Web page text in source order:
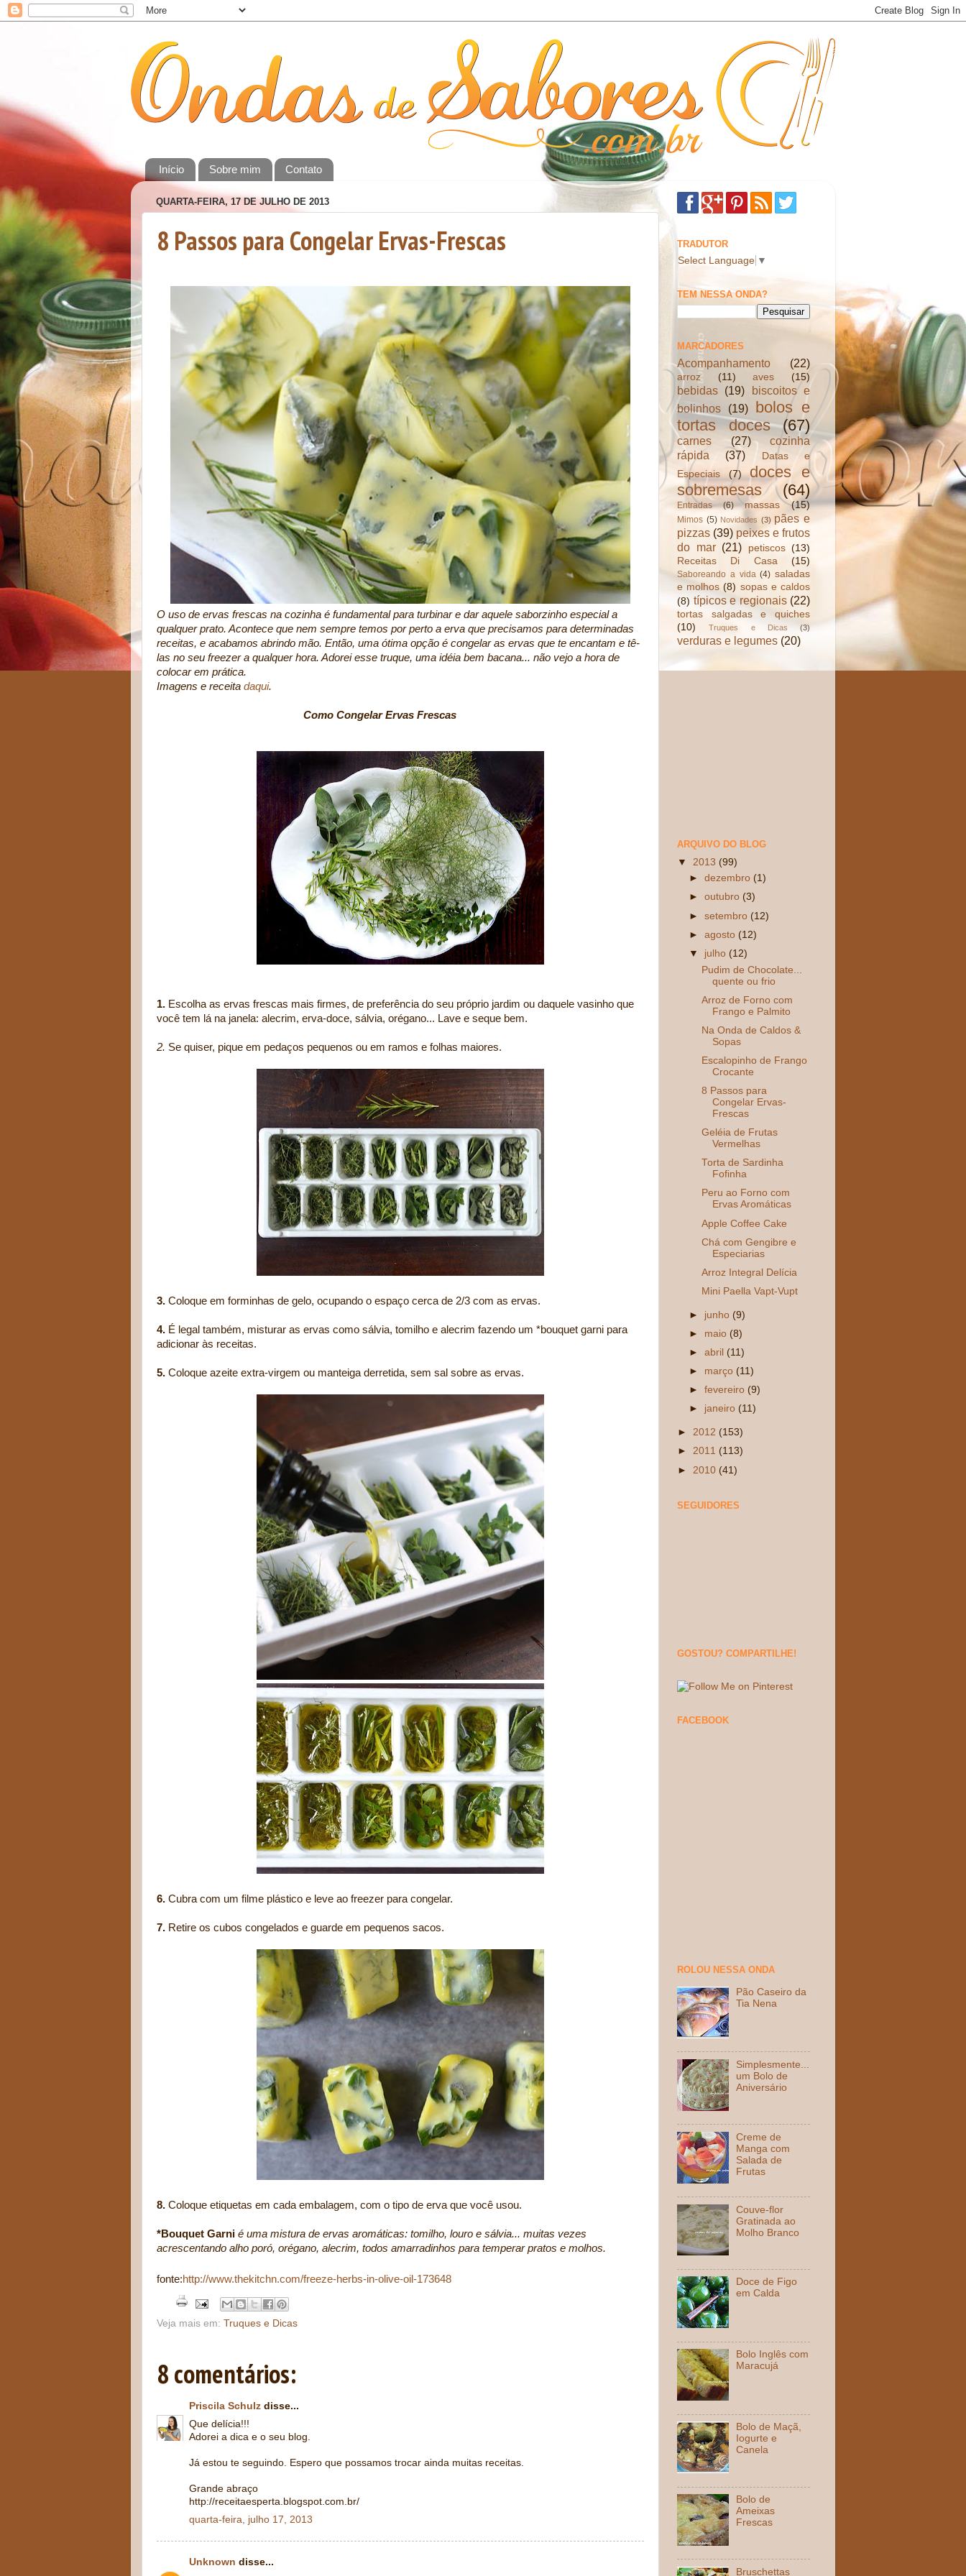
Início Sobre mim Contato
QUARTA-FEIRA, 17 DE JULHO DE 2013
8 Passos para Congelar Ervas-Frescas
O uso de ervas frescas na cozinha é fundamental para turbinar e dar aquele saborzinho especial a
qualquer prato. Acontece que nem sempre temos por perto a erva que precisamos para determinadas
receitas, e acabamos abrindo mão. Então, uma ótima opção é congelar as ervas que te encantam e tê-
las no seu freezer a qualquer hora. Adorei esse truque, uma idéia bem bacana... não vejo a hora de
colocar em prática.
Imagens e receita daqui.
Como Congelar Ervas Frescas
1. Escolha as ervas frescas mais firmes, de preferência do seu próprio jardim ou daquele vasinho que
você tem lá na janela: alecrim, erva-doce, sálvia, orégano... Lave e seque bem.
2. Se quiser, pique em pedaços pequenos ou em ramos e folhas maiores.
3. Coloque em forminhas de gelo, ocupando o espaço cerca de 2/3 com as ervas.
4. É legal também, misturar as ervas como sálvia, tomilho e alecrim fazendo um *bouquet garni para
adicionar às receitas.
5. Coloque azeite extra-virgem ou manteiga derretida, sem sal sobre as ervas.
6. Cubra com um filme plástico e leve ao freezer para congelar.
7. Retire os cubos congelados e guarde em pequenos sacos.
8. Coloque etiquetas em cada embalagem, com o tipo de erva que você usou.
*Bouquet Garni é uma mistura de ervas aromáticas: tomilho, louro e sálvia... muitas vezes
acrescentando alho poró, orégano, alecrim, todos amarradinhos para temperar pratos e molhos.
fonte:http://www.thekitchn.com/freeze-herbs-in-olive-oil-173648
Veja mais em: Truques e Dicas
8 comentários:
Priscila Schulz disse...
Que delícia!!!
Adorei a dica e o seu blog.
Já estou te seguindo. Espero que possamos trocar ainda muitas receitas.
Grande abraço
http://receitaesperta.blogspot.com.br/
quarta-feira, julho 17, 2013
Unknown disse...
TRADUTOR
Select Language ▼
TEM NESSA ONDA?
MARCADORES
Acompanhamento (22)
arroz (11) aves (15)
bebidas (19)
biscoitos e
bolinhos
(19)
bolos e
tortas doces
(67)
carnes (27)
cozinha
rápida
(37)
Datas e
Especiais
(7)
doces e
sobremesas
(64)
Entradas (6) massas (15)
Mimos (5) Novidades (3) pães e
pizzas (39) peixes e frutos
do mar (21) petiscos (13)
Receitas Di Casa
(15)
Saboreando a vida (4) saladas
e molhos (8) sopas e caldos
(8) típicos e regionais (22)
tortas salgadas e quiches
(10)
Truques e Dicas (3)
verduras e legumes (20)
ARQUIVO DO BLOG
▼ 2013 (99)
►dezembro (1)
►outubro (3)
►setembro (12)
►agosto (12)
▼ julho (12)
Pudim de Chocolate...
quente ou frio
Arroz de Forno com
Frango e Palmito
Na Onda de Caldos &
Sopas
Escalopinho de Frango
Crocante
8 Passos para
Congelar Ervas-
Frescas
Geléia de Frutas
Vermelhas
Torta de Sardinha
Fofinha
Peru ao Forno com
Ervas Aromáticas
Apple Coffee Cake
Chá com Gengibre e
Especiarias
Arroz Integral Delícia
Mini Paella Vapt-Vupt
► junho (9)
► maio (8)
►abril (11)
► março (11)
►fevereiro (9)
► janeiro (11)
► 2012 (153)
► 2011 (113)
► 2010 (41)
SEGUIDORES
GOSTOU? COMPARTILHE!
FACEBOOK
ROLOU NESSA ONDA
Pão Caseiro da
Tia Nena
Simplesmente...
um Bolo de
Aniversário
Creme de
Manga com
Salada de
Frutas
Couve-flor
Gratinada ao
Molho Branco
Doce de Figo
em Calda
Bolo Inglês com
Maracujá
Bolo de Maçã,
Iogurte e
Canela
Bolo de
Ameixas
Frescas
Bruschettas